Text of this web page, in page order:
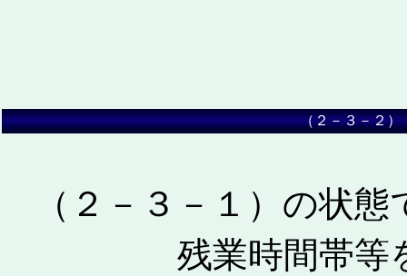
（２－３－
（２－３－１）の状
残業時間帯等